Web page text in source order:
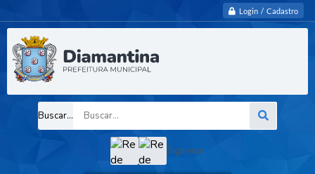
Login / Cadastro
Buscar...
Siga-nos